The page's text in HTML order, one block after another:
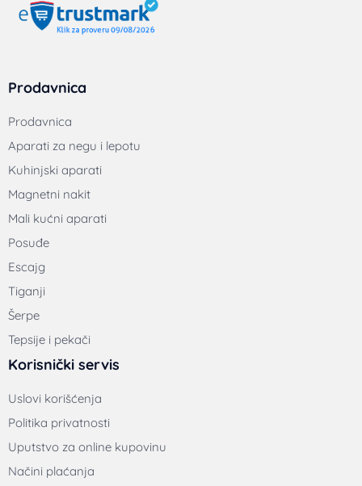
Prodavnica
Prodavnica
Aparati za negu i lepotu
Kuhinjski aparati
Magnetni nakit
Mali kućni aparati
Posuđe
Escajg
Tiganji
Šerpe
Tepsije i pekači
Korisnički servis
Uslovi korišćenja
Politika privatnosti
Uputstvo za online kupovinu
Načini plaćanja